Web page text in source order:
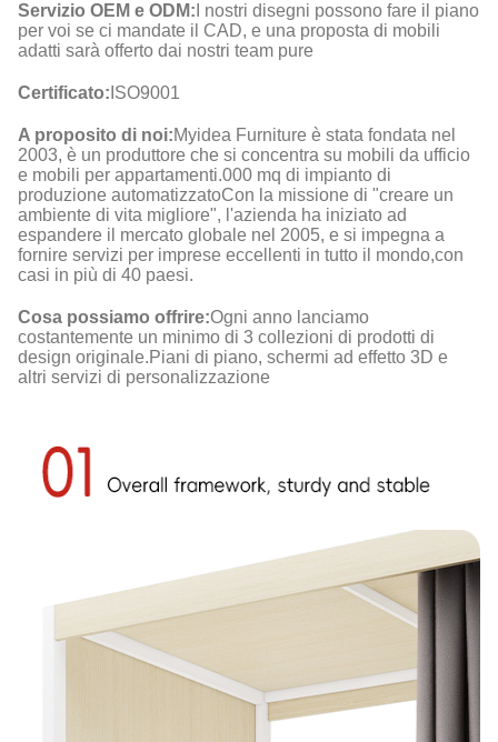
Servizio OEM e ODM: I nostri disegni possono fare il piano
per voi se ci mandate il CAD, e una proposta di mobili
adatti sarà offerto dai nostri team pure
Certificato: ISO9001
A proposito di noi:Myidea Furniture è stata fondata nel
2003, è un produttore che si concentra su mobili da ufficio
e mobili per appartamenti.000 mq di impianto di
produzione automatizzatoCon la missione di "creare un
ambiente di vita migliore", l'azienda ha iniziato ad
espandere il mercato globale nel 2005, e si impegna a
fornire servizi per imprese eccellenti in tutto il mondo,con
casi in più di 40 paesi.
Cosa possiamo offrire:Ogni anno lanciamo
costantemente un minimo di 3 collezioni di prodotti di
design originale.Piani di piano, schermi ad effetto 3D e
altri servizi di personalizzazione